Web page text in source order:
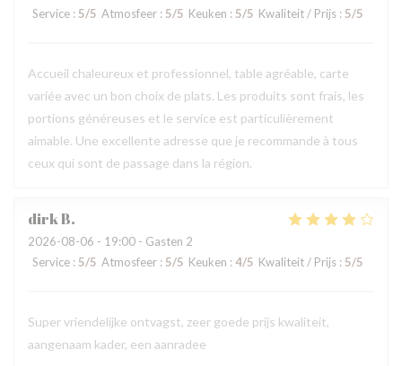
Service : 5/5 Atmosfeer : 5/5 Keuken : 5/5 Kwaliteit / Prijs : 5/5
Accueil chaleureux et professionnel, table agréable, carte
variée avec un bon choix de plats. Les produits sont frais, les
portions généreuses et le service est particulièrement
aimable. Une excellente adresse que je recommande à tous
ceux qui sont de passage dans la région.
dirkB
2026-08-06 - 19:00 - Gasten 2
Service : 5/5 Atmosfeer : 5/5 Keuken : 4/5 Kwaliteit / Prijs : 5/5
Super vriendelijke ontvagst, zeer goede prijs kwaliteit,
aangenaam kader, een aanradee